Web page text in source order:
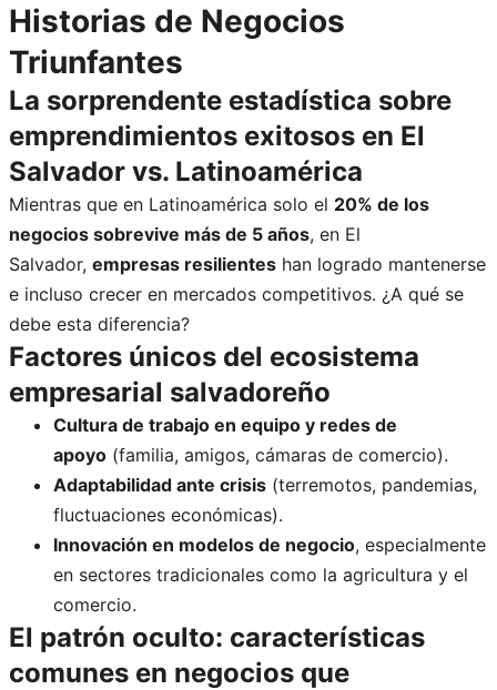
Historias de Negocios
Triunfantes
La sorprendente estadística sobre
emprendimientos exitosos en El
Salvador vs. Latinoamérica
Mientras que en Latinoamérica solo el 20% de los
negocios sobrevive más de 5 años, en El
Salvador, empresas resilientes han logrado mantenerse
e incluso crecer en mercados competitivos. ¿A qué se
debe esta diferencia?
Factores únicos del ecosistema
empresarial salvadoreño
Cultura de trabajo en equipo y redes de
apoyo (familia, amigos, cámaras de comercio).
Adaptabilidad ante crisis (terremotos, pandemias,
fluctuaciones económicas).
Innovación en modelos de negocio, especialmente
en sectores tradicionales como la agricultura y el
comercio.
El patrón oculto: características
comunes en negocios que